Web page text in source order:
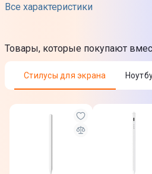
Все характеристики
Максимальная частота
Товары, которые покупают
Стилусы для экрана